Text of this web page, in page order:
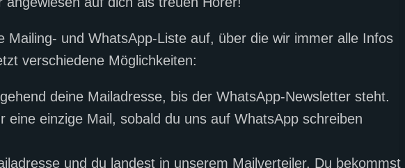
Mailing- und WhatsApp-Liste auf, über die wir immer alle Infos
verschiedene Möglichkeiten:
deine Mailadresse, bis der WhatsApp-Newsletter steht.
eine einzige Mail, sobald du uns auf WhatsApp schreiben
und du landest in unserem Mailverteiler. Du bekommst